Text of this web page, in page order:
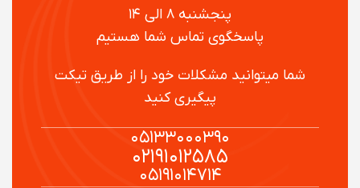
پنجشنبه ۸ الی ۱۴
پاسخگوی تماس شما هستیم
شما میتوانید مشکلات خود را از طریق تیکت
پیگیری کنید
۰۵۱۳۳۰۰۰۳۹۰
۰۲۱۹۱۰۱۲۵۸۵
۰۵۱۹۱۰۱۴۷۱۴